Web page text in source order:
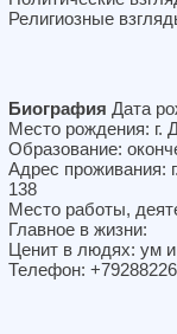
Религиозные
Биография Дата
Место рождения: г.
Образование:
Адрес проживания:
138
Место работы,
Главное в жизни:
Ценит в людях: ум и
Телефон: